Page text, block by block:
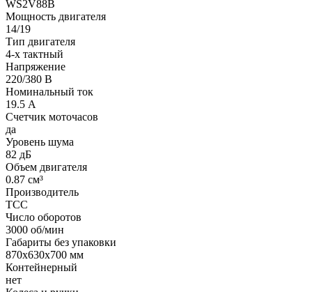
WS2V88B
Мощность двигателя
14/19
Тип двигателя
4-х тактный
Напряжение
220/380 В
Номинальный ток
19.5 А
Счетчик моточасов
да
Уровень шума
82 дБ
Объем двигателя
0.87 см³
Производитель
ТСС
Число оборотов
3000 об/мин
Габариты без упаковки
870х630х700 мм
Контейнерный
нет